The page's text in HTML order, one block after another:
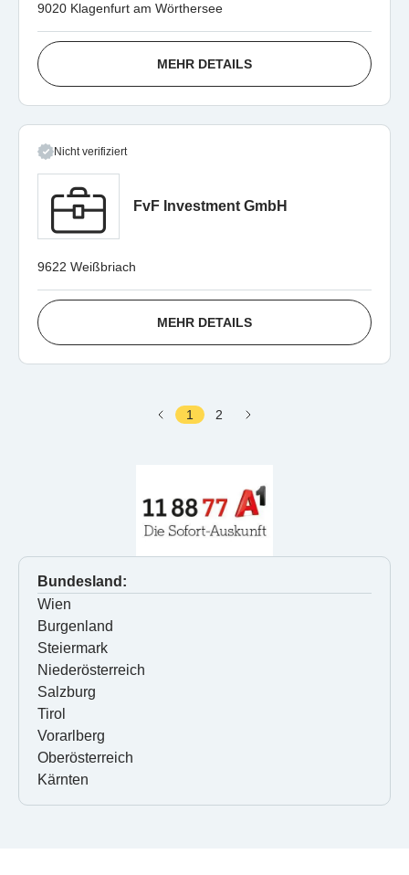
9020 Klagenfurt am Wörthersee
MEHR DETAILS
Nicht verifiziert
FvF Investment GmbH
9622 Weißbriach
MEHR DETAILS
1 2
Bundesland:
Wien
Burgenland
Steiermark
Niederösterreich
Salzburg
Tirol
Vorarlberg
Oberösterreich
Kärnten